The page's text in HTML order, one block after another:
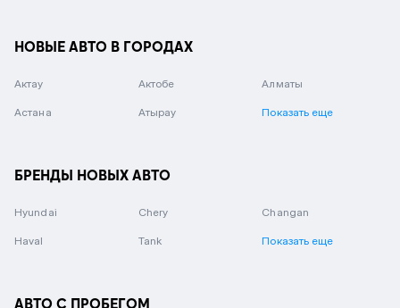
НОВЫЕ АВТО В ГОРОДАХ
Актау Актобе Алматы
Астана Атырау Показать еще
БРЕНДЫ НОВЫХ АВТО
Hyundai Chery Changan
Haval Tank Показать еще
АВТО С ПРОБЕГОМ